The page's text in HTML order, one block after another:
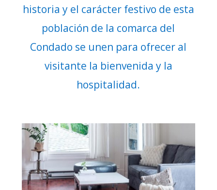
historia y el carácter festivo de esta
población de la comarca del
Condado se unen para ofrecer al
visitante la bienvenida y la
hospitalidad.